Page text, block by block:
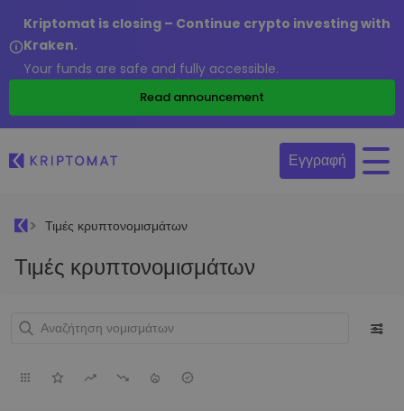
Kriptomat is closing – Continue crypto investing with
Kraken.
Your funds are safe and fully accessible.
Read announcement
Εγγραφή
Τιμές κρυπτονομισμάτων
Τιμές κρυπτονομισμάτων